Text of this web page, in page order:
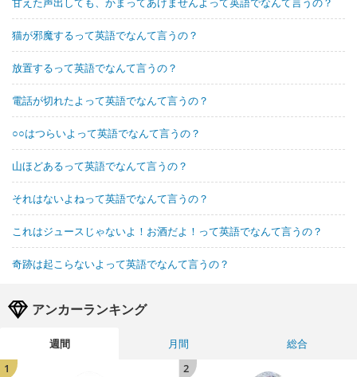
猫が邪魔するって英語でなんて言うの？
放置するって英語でなんて言うの？
電話が切れたよって英語でなんて言うの？
○○はつらいよって英語でなんて言うの？
山ほどあるって英語でなんて言うの？
それはないよねって英語でなんて言うの？
これはジュースじゃないよ！お酒だよ！って英語でなんて言うの？
奇跡は起こらないよって英語でなんて言うの？
アンカーランキング
週間 月間
総合
1
2